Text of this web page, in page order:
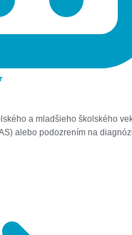
a mladšieho školského
alebo podozrením na